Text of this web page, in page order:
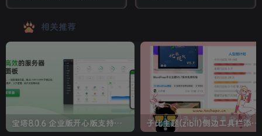
相关推荐
宝塔8.0.6 企业版开心版支持最新升级【一键脚本】 子比主题(zibll)侧边工具栏添加人生倒计时美化